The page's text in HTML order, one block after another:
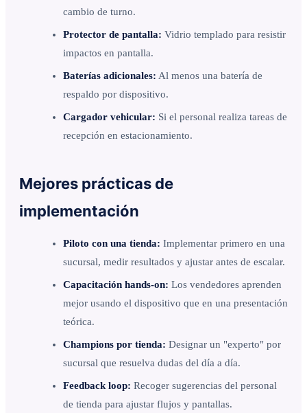
cambio de turno.
Protector de pantalla: Vidrio templado para resistir
impactos en pantalla.
Baterías adicionales: Al menos una batería de
respaldo por dispositivo.
Cargador vehicular: Si el personal realiza tareas de
recepción en estacionamiento.
Mejores prácticas de
implementación
Piloto con una tienda: Implementar primero en una
sucursal, medir resultados y ajustar antes de escalar.
Capacitación hands-on: Los vendedores aprenden
mejor usando el dispositivo que en una presentación
teórica.
Champions por tienda: Designar un "experto" por
sucursal que resuelva dudas del día a día.
Feedback loop: Recoger sugerencias del personal
de tienda para ajustar flujos y pantallas.